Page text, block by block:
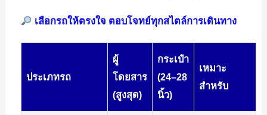
เลือกรถให้ตรงใจ ตอบโจทย์ทุกสไตล์การเดินทาง
ประเภทรถ
ผู้
โดยสาร
(สูงสุด)
กระเป๋า
(24–28
นิ้ว)
เหมาะ
สำหรับ